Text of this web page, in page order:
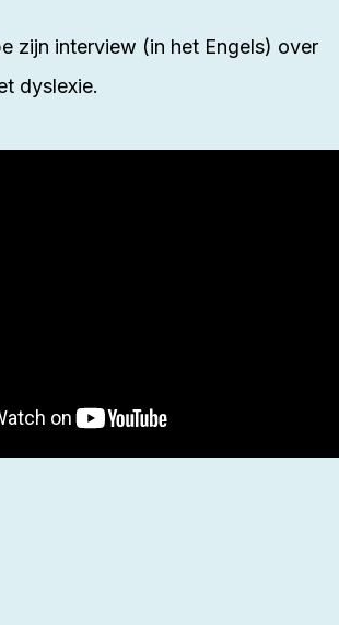
zijn interview (in het Engels) over
dyslexie.